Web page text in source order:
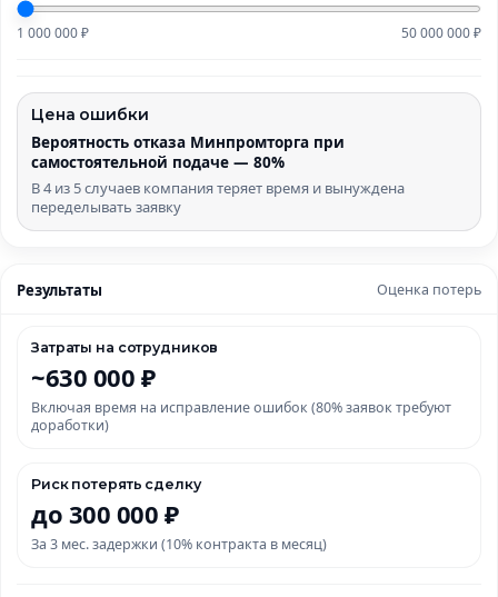
1 000 000 ₽ 50 000 000 ₽
Цена ошибки
Вероятность отказа Минпромторга при
самостоятельной подаче — 80%
В 4 из 5 случаев компания теряет время и вынуждена
переделывать заявку
Результаты Оценка потерь
Затраты на сотрудников
~630 000 ₽
Включая время на исправление ошибок (80% заявок требуют
доработки)
Риск потерять сделку
до 300 000 ₽
За 3 мес. задержки (10% контракта в месяц)